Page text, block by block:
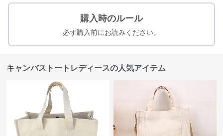
購入時のルール
必ず購入前にお読みください。
キャンバストートレディースの人気アイテム